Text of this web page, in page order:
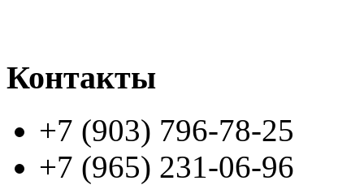
Контакты
+7 (903) 796-78-25
+7 (965) 231-06-96